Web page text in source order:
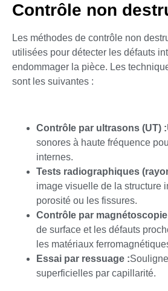
Contrôle non
Les méthodes de contrôle non
utilisées pour détecter les défauts
endommager la pièce. Les
sont les suivantes :
Contrôle par ultrasons (UT) :
sonores à haute fréquence
internes.
Tests radiographiques
image visuelle de la structure
porosité ou les fissures.
Contrôle par
de surface et les défauts
les matériaux
Essai par ressuage :
superficielles par capillarité.